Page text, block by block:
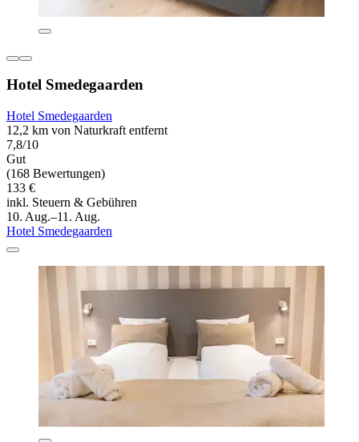
Hotel Smedegaarden
Hotel Smedegaarden
12,2 km von Naturkraft entfernt
7,8/10
Gut
(168 Bewertungen)
133 €
inkl. Steuern & Gebühren
10. Aug.–11. Aug.
Hotel Smedegaarden